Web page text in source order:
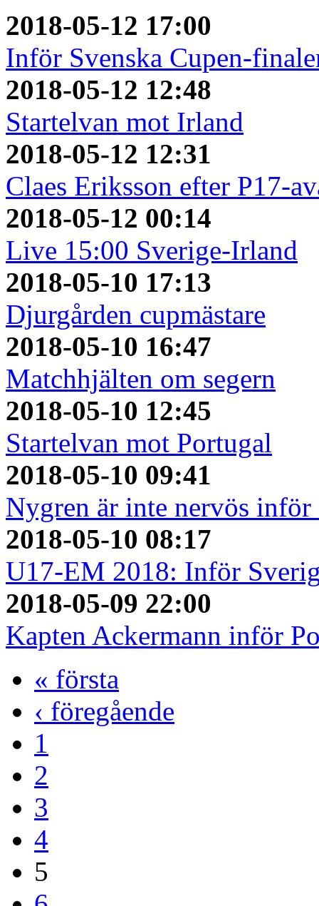
2018-05-12 17:00
Inför Svenska Cupen-
2018-05-12 12:48
Startelvan mot Irland
2018-05-12 12:31
Claes Eriksson efter P17-
2018-05-12 00:14
Live 15:00 Sverige-Irland
2018-05-10 17:13
Djurgården cupmästare
2018-05-10 16:47
Matchhjälten om segern
2018-05-10 12:45
Startelvan mot Portugal
2018-05-10 09:41
Nygren är inte nervös inför
2018-05-10 08:17
U17-EM 2018: Inför
2018-05-09 22:00
Kapten Ackermann inför
« första
‹ föregående
1
2
3
4
5